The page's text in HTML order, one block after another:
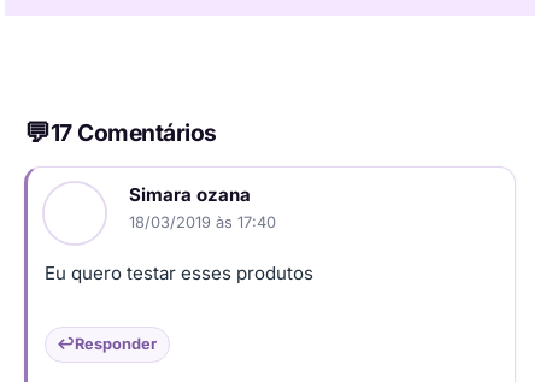
17 Comentários
Simara ozana
18/03/2019 às 17:40
Eu quero testar esses produtos
Responder